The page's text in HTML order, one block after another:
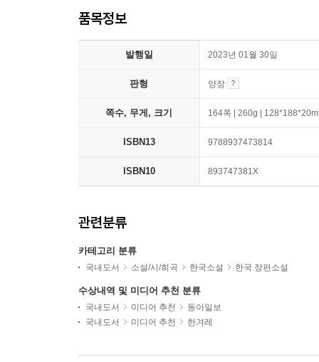
품목정보
발행일 2023년 01월 30일
판형 양장
쪽수, 무게, 크기 164쪽 | 260g |
ISBN13 9788937473814
ISBN10 893747381X
관련분류
카테고리 분류
국내도서 소설/시/희곡 한국소설 한국 장편소설
수상내역 및 미디어 추천 분류
국내도서 미디어 추천
동아일보
국내도서
미디어 추천 한겨레